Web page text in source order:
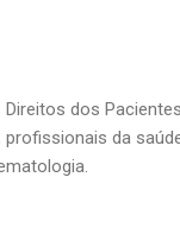
dos
da